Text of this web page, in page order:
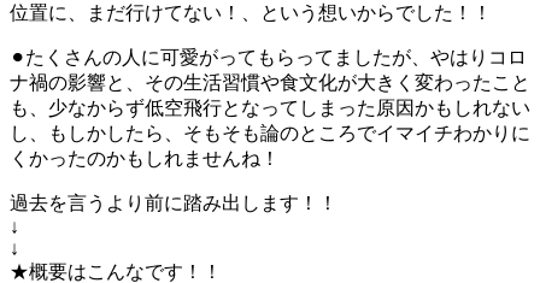
位置に、まだ行けてない！、という想いからでした！！
⚫︎たくさんの人に可愛がってもらってましたが、やはりコロ
ナ禍の影響と、その生活習慣や食文化が大きく変わったこと
も、少なからず低空飛行となってしまった原因かもしれない
し、もしかしたら、そもそも論のところでイマイチわかりに
くかったのかもしれませんね！
過去を言うより前に踏み出します！！
↓
↓
★概要はこんなです！！